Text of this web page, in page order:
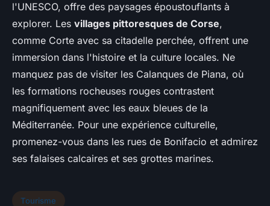
l'UNESCO, offre des paysages époustouflants à
explorer. Les villages pittoresques de Corse,
comme Corte avec sa citadelle perchée, offrent une
immersion dans l'histoire et la culture locales. Ne
manquez pas de visiter les Calanques de Piana, où
les formations rocheuses rouges contrastent
magnifiquement avec les eaux bleues de la
Méditerranée. Pour une expérience culturelle,
promenez-vous dans les rues de Bonifacio et admirez
ses falaises calcaires et ses grottes marines.
Tourisme